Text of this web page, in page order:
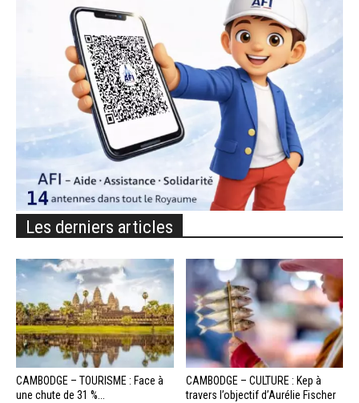
Les derniers articles
CAMBODGE – TOURISME : Face à
une chute de 31 %...
CAMBODGE – CULTURE : Kep à
travers l’objectif d’Aurélie Fischer